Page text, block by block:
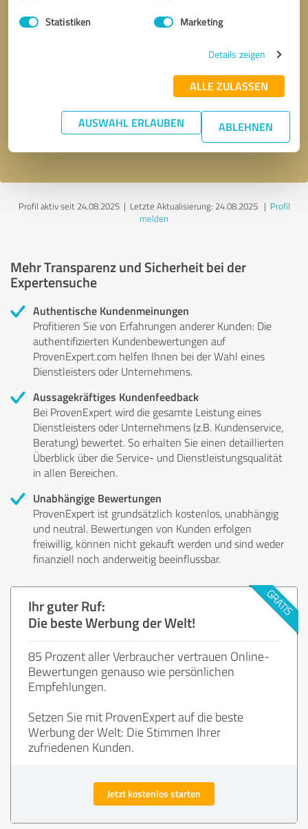
Statistiken Marketing
Details zeigen
ALLE ZULASSEN
AUSWAHL ERLAUBEN ABLEHNEN
* Erforderliche Angaben
Nachricht senden
Datenschutzbestimmungenzu.
Profil aktiv seit 24.08.2025 | Letzte Aktualisierung: 24.08.2025| Profil
melden
Mehr Transparenz und Sicherheit bei der
Expertensuche
Authentische Kundenmeinungen
Profitieren Sie von Erfahrungen anderer Kunden: Die
authentifizierten Kundenbewertungen auf
ProvenExpert.com helfen Ihnen bei der Wahl eines
Dienstleisters oder Unternehmens.
Aussagekräftiges Kundenfeedback
Bei ProvenExpert wird die gesamte Leistung eines
Dienstleisters oder Unternehmens (z.B. Kundenservice,
Beratung) bewertet. So erhalten Sie einen detaillierten
Überblick über die Service- und Dienstleistungsqualität
in allen Bereichen.
Unabhängige Bewertungen
ProvenExpert ist grundsätzlich kostenlos, unabhängig
und neutral. Bewertungen von Kunden erfolgen
freiwillig, können nicht gekauft werden und sind weder
finanziell noch anderweitig beeinflussbar.
Ihr guter Ruf:
Die beste Werbung der Welt!
85 Prozent aller Verbraucher vertrauen Online-
Bewertungen genauso wie persönlichen
Empfehlungen.
Setzen Sie mit ProvenExpert auf die beste
Werbung der Welt: Die Stimmen Ihrer
zufriedenen Kunden.
Jetzt kostenlos starten